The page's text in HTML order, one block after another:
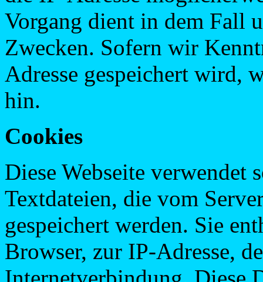
Vorgang dient in dem Fall
Zwecken. Sofern wir
Adresse gespeichert wird,
hin.
Cookies
Diese Webseite verwendet
Textdateien, die vom
gespeichert werden. Sie
Browser, zur IP-Adresse,